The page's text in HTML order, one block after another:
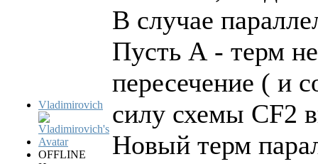
Vladimirovich
OFFLINE
В случае
Пусть А - терм
пересечение ( и
силу схемы CF2
Новый терм